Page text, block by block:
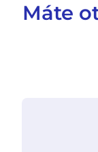
Máte